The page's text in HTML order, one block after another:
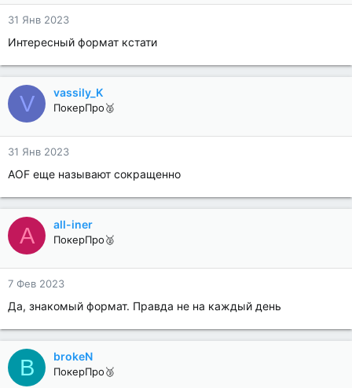
31 Янв 2023
Интересный формат кстати
V vassily_K
ПокерПро🥈
31 Янв 2023
AOF еще называют сокращенно
A all-iner
ПокерПро🥈
7 Фев 2023
Да, знакомый формат. Правда не на каждый день
B brokeN
ПокерПро🥉